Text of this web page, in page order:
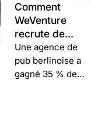
Comment
WeVenture
recrute de
meilleurs
talents plus vite
Une agence de
pub berlinoise a
gagné 35 % de